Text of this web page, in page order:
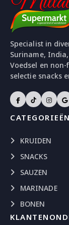
Specialist in
Suriname,
Voedsel en
selectie snacks
CATEGORIEËN
KRUIDEN
SNACKS
SAUZEN
MARINADE
BONEN